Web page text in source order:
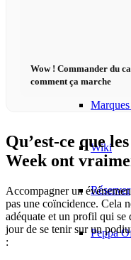
Wiki
Réserver
Peppa
Wow ! Commander du
comment ça marche
Qu’est-ce que
Week ont
Accompagner un
pas une coïncidence. Cela
adéquate et un profil qui se
jour de se tenir sur un
: